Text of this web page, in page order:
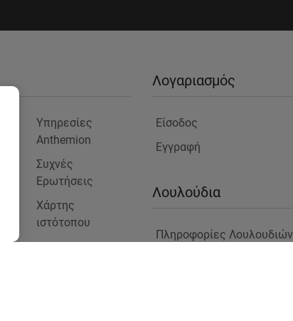
Υπηρεσίες
Anthemion
Συχνές
Ερωτήσεις
Χάρτης
ιστότοπου
Blog
Λογαριασμός
Είσοδος
Εγγραφή
Λουλούδια
Πληροφορίες Λουλουδιών